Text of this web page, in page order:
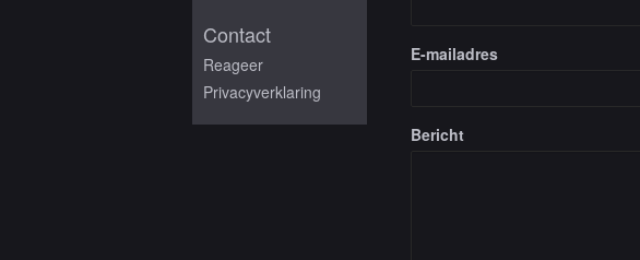
E-mailadres
Bericht
Contact
Reageer
Privacyverklaring